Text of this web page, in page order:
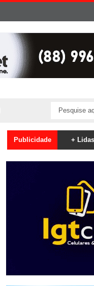
Publicidade + Lidas